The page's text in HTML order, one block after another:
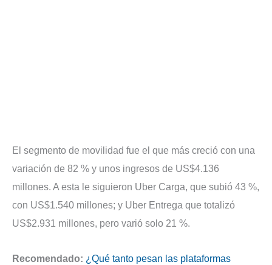
El segmento de movilidad fue el que más creció con una
variación de 82 % y unos ingresos de US$4.136
millones. A esta le siguieron Uber Carga, que subió 43 %,
con US$1.540 millones; y Uber Entrega que totalizó
US$2.931 millones, pero varió solo 21 %.
Recomendado: ¿Qué tanto pesan las plataformas